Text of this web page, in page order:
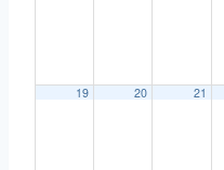
19 20 21